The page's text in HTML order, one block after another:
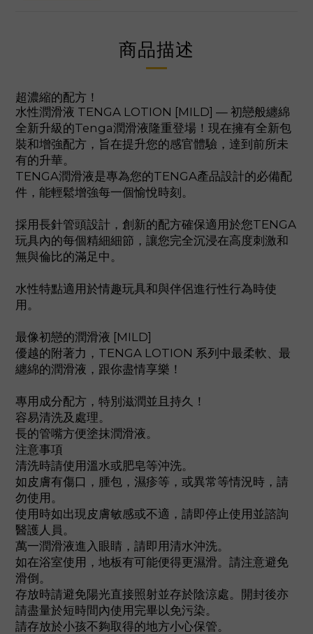
商品描述
超濃縮的配方！
水性潤滑液 TENGA LOTION [MILD] — 初戀般纏綿
全新升級的Tenga潤滑液隆重登場！現在擁有全新包
裝和增強配方，旨在提升您的感官體驗，達到前所未
有的升華。
TENGA潤滑液是專為您的TENGA產品設計的必備配
件，能輕鬆增強每一個愉悅時刻。
採用長針管頭設計，創新的配方確保適用於您TENGA
玩具內的每個精細細節，讓您完全沉浸在高度刺激和
無與倫比的滿足中。
水性特點適用於情趣玩具和與伴侶進行性行為時使
用。
最像初戀的潤滑液 [MILD]
優越的附著力，TENGA LOTION 系列中最柔軟、最
纏綿的潤滑液，跟你盡情享樂！
專用成分配方，特別滋潤並且持久！
容易清洗及處理。
長的管嘴方便塗抹潤滑液。
注意事項
清洗時請使用溫水或肥皂等沖洗。
如皮膚有傷口，腫包，濕疹等，或異常等情況時，請
勿使用。
使用時如出現皮膚敏感或不適，請即停止使用並諮詢
醫護人員。
萬一潤滑液進入眼睛，請即用清水沖洗。
如在浴室使用，地板有可能便得更濕滑。請注意避免
滑倒。
存放時請避免陽光直接照射並存於陰涼處。開封後亦
請盡量於短時間內使用完畢以免污染。
請存放於小孩不夠取得的地方小心保管。